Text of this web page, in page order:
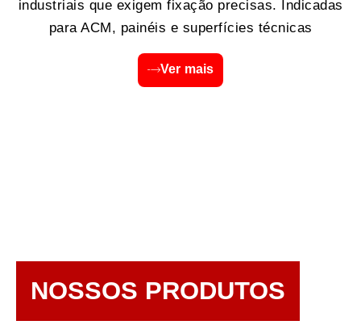
industriais que exigem fixação precisas. Indicadas
para ACM, painéis e superfícies técnicas
Ver mais
NOSSOS PRODUTOS